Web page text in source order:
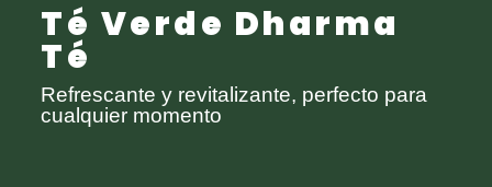
Té Verde Dharma
Té
Refrescante y revitalizante, perfecto para
cualquier momento